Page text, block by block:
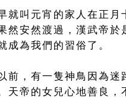
就叫元宵的家人在正
然安然渡過，漢武帝
成為我們的習俗了。
前，有一隻神鳥因為
天帝的女兒心地善良